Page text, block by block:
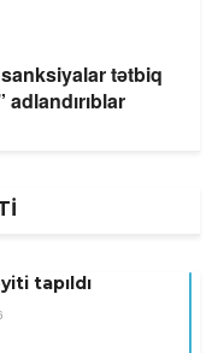
tətbiq
tapıldı